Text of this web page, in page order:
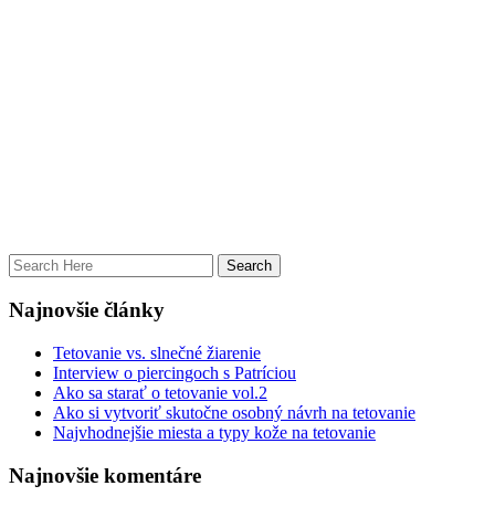
Najnovšie články
Tetovanie vs. slnečné žiarenie
Interview o piercingoch s Patríciou
Ako sa starať o tetovanie vol.2
Ako si vytvoriť skutočne osobný návrh na tetovanie
Najvhodnejšie miesta a typy kože na tetovanie
Najnovšie komentáre